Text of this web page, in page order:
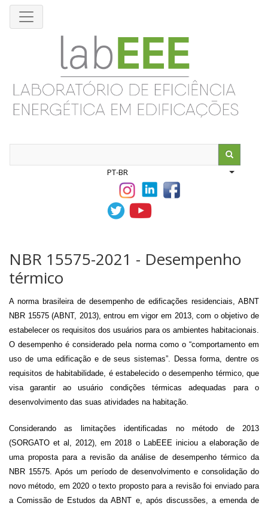
Pular
PT-BR
List
NBR 15575-2021 - Desempenho
térmico
A norma brasileira de desempenho de edificações residenciais, ABNT
NBR 15575 (ABNT, 2013), entrou em vigor em 2013, com o objetivo de
estabelecer os requisitos dos usuários para os ambientes habitacionais.
O desempenho é considerado pela norma como o “comportamento em
uso de uma edificação e de seus sistemas”. Dessa forma, dentre os
requisitos de habitabilidade, é estabelecido o desempenho térmico, que
visa garantir ao usuário condições térmicas adequadas para o
desenvolvimento das suas atividades na habitação.
Considerando as limitações identificadas no método de 2013
(SORGATO et al, 2012), em 2018 o LabEEE iniciou a elaboração de
uma proposta para a revisão da análise de desempenho térmico da
NBR 15575. Após um período de desenvolvimento e consolidação do
novo método, em 2020 o texto proposto para a revisão foi enviado para
a Comissão de Estudos da ABNT e, após discussões, a emenda de